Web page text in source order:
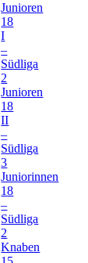
Junioren
18
I
–
Südliga
2
Junioren
18
II
–
Südliga
3
Juniorinnen
18
–
Südliga
2
Knaben